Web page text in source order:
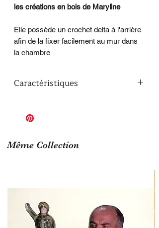
les créations en bois de Maryline
Elle possède un crochet delta à l'arrière
afin de la fixer facilement au mur dans
la chambre
Caractéristiques
L 1m10 x H 50 cm
épaisseur : 10 mm
longévité
Même Collection